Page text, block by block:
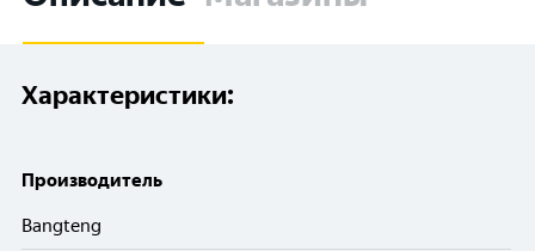
Характеристики:
Производитель
Bangteng